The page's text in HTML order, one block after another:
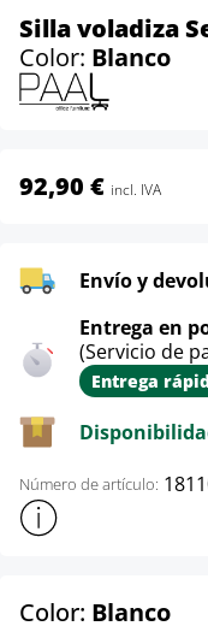
Silla voladiza
Color: Blanco
92,90 € incl. IVA
Envío y
Entrega en
(Servicio de
Entrega
Número de artículo:
Mostrar más
Color: Blanco